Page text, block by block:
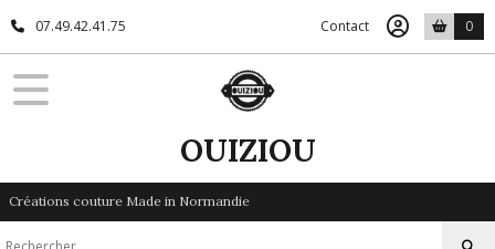
07.49.42.41.75 Contact 0
OUIZIOU
Créations couture Made in Normandie